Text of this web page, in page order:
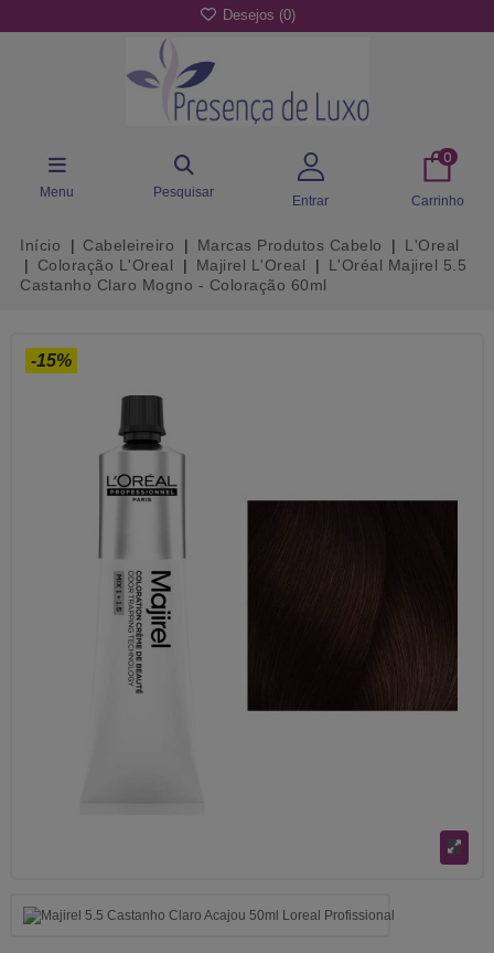
Desejos (0)
Menu Pesquisar
Entrar
0
Carrinho
Início Cabeleireiro Marcas Produtos Cabelo
L'Oreal
Coloração L'Oreal
Majirel L'Oreal
L'Oréal Majirel 5.5
Castanho Claro Mogno - Coloração 60ml
-15%